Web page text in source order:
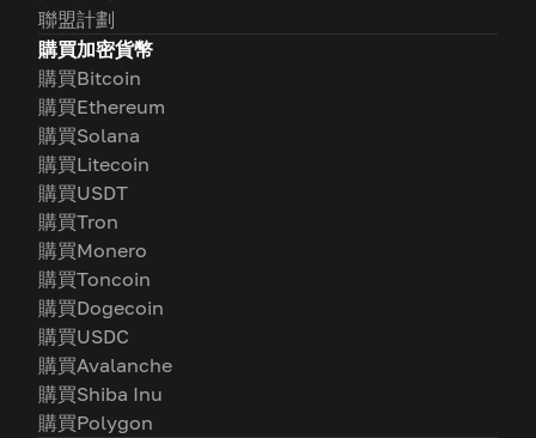
聯盟計劃
購買加密貨幣
購買Bitcoin
購買Ethereum
購買Solana
購買Litecoin
購買USDT
購買Tron
購買Monero
購買Toncoin
購買Dogecoin
購買USDC
購買Avalanche
購買Shiba Inu
購買Polygon